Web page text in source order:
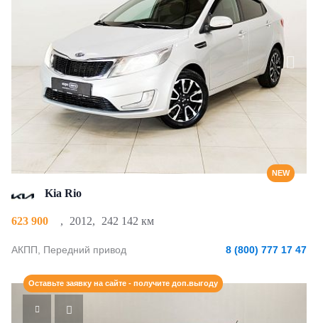
NEW
Kia Rio
623 900 , 2012, 242 142 км
АКПП, Передний привод 8 (800) 777 17 47
Оставьте заявку на сайте - получите доп.выгоду